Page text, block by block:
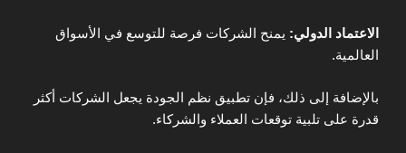
الاعتماد الدولي: يمنح الشركات فرصة للتوسع في الأسواق
العالمية.
بالإضافة إلى ذلك، فإن تطبيق نظم الجودة يجعل الشركات أكثر
قدرة على تلبية توقعات العملاء والشركاء.